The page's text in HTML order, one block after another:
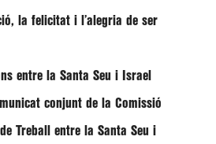
la felicitat i l’alegria de ser
entre la Santa Seu i Israel
conjunt de la Comissió
Treball entre la Santa Seu i